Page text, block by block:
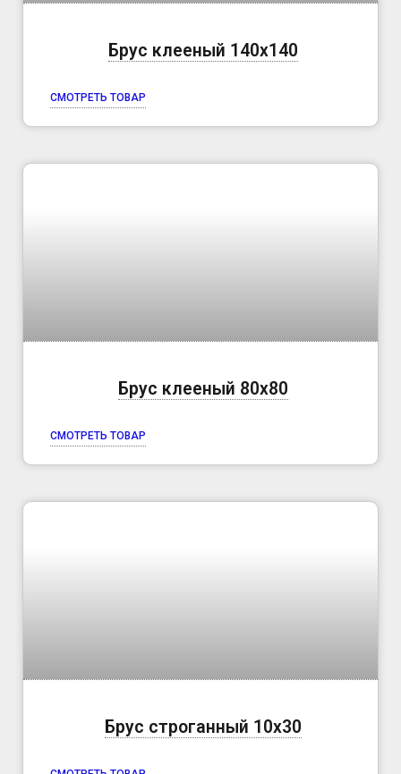
Брус клееный 140х140
СМОТРЕТЬ ТОВАР
Брус клееный 80х80
СМОТРЕТЬ ТОВАР
Брус строганный 10х30